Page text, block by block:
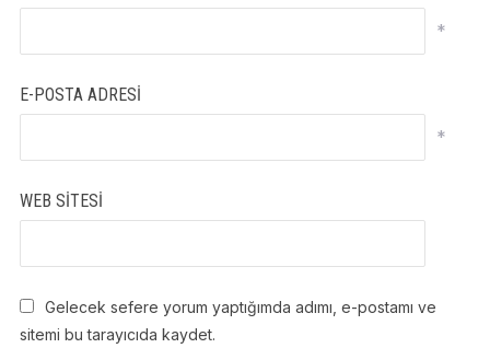
*
E-POSTA ADRESI
*
WEB SITESI
Gelecek sefere yorum yaptığımda adımı, e-postamı ve
sitemi bu tarayıcıda kaydet.